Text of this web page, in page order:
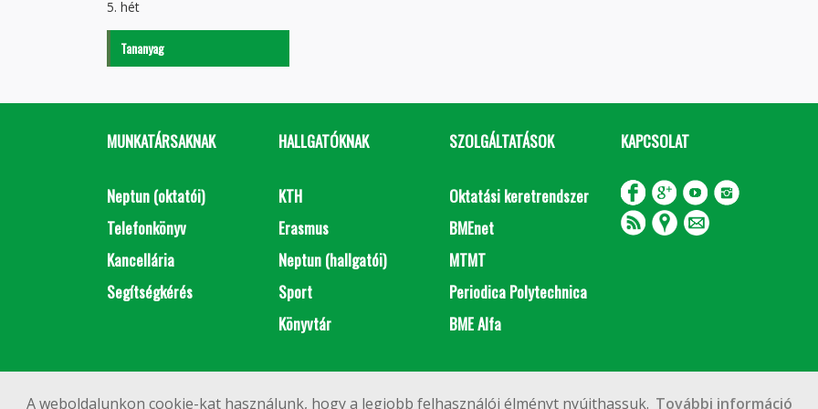
A weboldalunkon cookie-kat használunk, hogy a legjobb felhasználói élményt nyújthassuk. További információ
5. hét
Tananyag
MUNKATÁRSAKNAK
Neptun (oktatói)
Telefonkönyv
Kancellária
Segítségkérés
HALLGATÓKNAK
KTH
Erasmus
Neptun (hallgatói)
Sport
Könyvtár
SZOLGÁLTATÁSOK
Oktatási keretrendszer
BMEnet
MTMT
Periodica Polytechnica
BME Alfa
KAPCSOLAT
Impresszum
Copyright © 2020 BME Építőmérnöki Kar